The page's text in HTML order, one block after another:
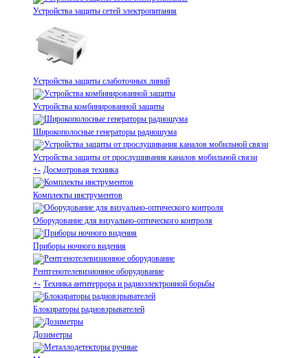
Устройства защиты сетей электропитания
Устройства защиты слаботочных линий
Устройства комбинированной защиты
Широкополосные генераторы радиошума
Устройства защиты от прослушивания каналов мобильной связи
+- Досмотровая техника
Комплекты инструментов
Оборудование для визуально-оптического контроля
Приборы ночного видения
Рентгенотелевизионное оборудование
+- Техника антитеррора и радиоэлектронной борьбы
Блокираторы радиовзрывателей
Дозиметры